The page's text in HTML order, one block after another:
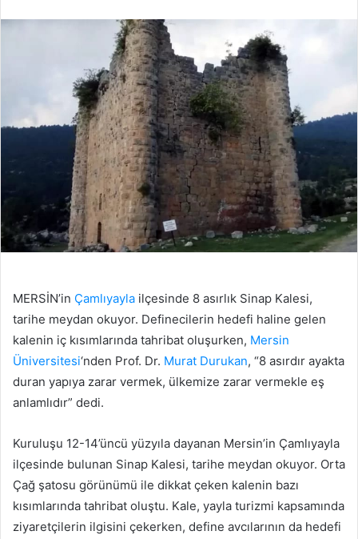
göndermek
MERSİN’in Çamlıyayla ilçesinde 8 asırlık Sinap Kalesi,
tarihe meydan okuyor. Definecilerin hedefi haline gelen
kalenin iç kısımlarında tahribat oluşurken, Mersin
Üniversitesi‘nden Prof. Dr. Murat Durukan, “8 asırdır ayakta
duran yapıya zarar vermek, ülkemize zarar vermekle eş
anlamlıdır” dedi.
Kuruluşu 12-14’üncü yüzyıla dayanan Mersin’in Çamlıyayla
ilçesinde bulunan Sinap Kalesi, tarihe meydan okuyor. Orta
Çağ şatosu görünümü ile dikkat çeken kalenin bazı
kısımlarında tahribat oluştu. Kale, yayla turizmi kapsamında
ziyaretçilerin ilgisini çekerken, define avcılarının da hedefi